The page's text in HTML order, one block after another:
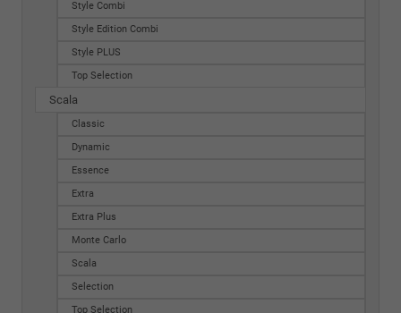
Style Combi
Style Edition Combi
Style PLUS
Top Selection
Scala
Classic
Dynamic
Essence
Extra
Extra Plus
Monte Carlo
Scala
Selection
Top Selection